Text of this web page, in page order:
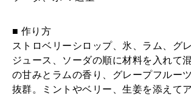
■ 作り方
ストロベリーシロップ、氷、ラム、グ
ジュース、ソーダの順に材料を入れて
の甘みとラムの香り、グレープフルー
抜群。ミントやベリー、生姜を添えて